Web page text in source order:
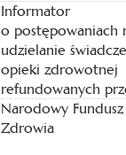
Informator
o postępowaniach
udzielanie
opieki zdrowotnej
refundowanych
Narodowy Fundusz
Zdrowia